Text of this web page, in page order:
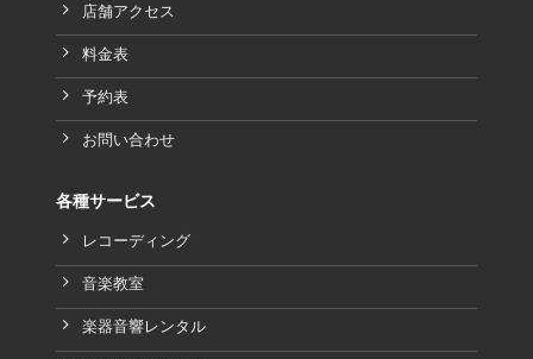
店舗アクセス
料金表
予約表
お問い合わせ
各種サービス
レコーディング
音楽教室
楽器音響レンタル